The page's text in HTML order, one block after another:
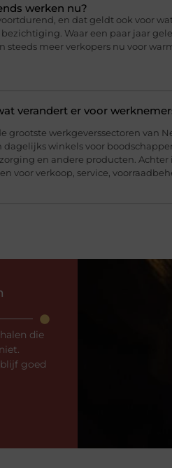
werken nu?
en dat geldt ook voor
Waar een paar jaar
steeds meer verkopers nu voor
verandert er voor
grootste werkgeverssectoren van
winkels voor
en andere producten. Achter
voor verkoop, service,
die
goed